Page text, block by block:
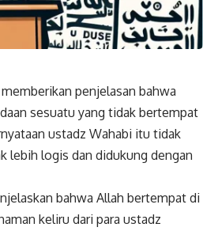
penjelasan bahwa
sesuatu yang tidak bertempat
ustadz Wahabi itu tidak
lebih logis dan didukung dengan
bahwa Allah bertempat di
keliru dari para ustadz